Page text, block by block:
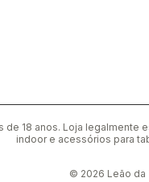
de 18 anos. Loja
indoor e acessórios para
© 2026 Leão da